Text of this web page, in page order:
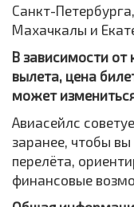
Санкт-
Махачкалы и
В зависимости от
вылета, цена
может
Авиасейлс
заранее, чтобы
перелёта,
финансовые